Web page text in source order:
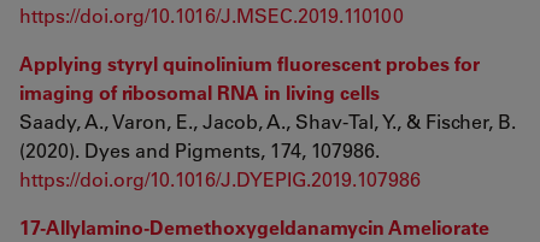
https://doi.org/10.1016/J.MSEC.2019.110100
Applying styryl quinolinium fluorescent probes for
imaging of ribosomal RNA in living cells
Saady, A., Varon, E., Jacob, A., Shav-Tal, Y., & Fischer, B.
(2020). Dyes and Pigments, 174, 107986.
https://doi.org/10.1016/J.DYEPIG.2019.107986
17-Allylamino-Demethoxygeldanamycin Ameliorate